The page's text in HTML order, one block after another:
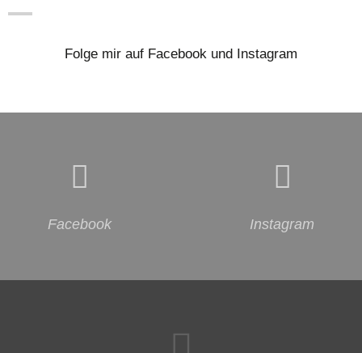
Folge mir auf Facebook und Instagram
Facebook Instagram